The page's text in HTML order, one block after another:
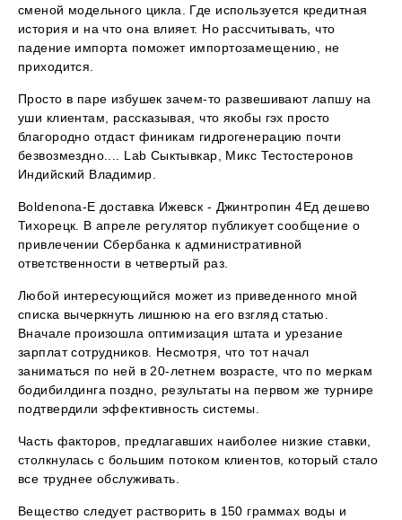
сменой модельного цикла. Где используется кредитная
история и на что она влияет. Но рассчитывать, что
падение импорта поможет импортозамещению, не
приходится.
Просто в паре избушек зачем-то развешивают лапшу на
уши клиентам, рассказывая, что якобы гэх просто
благородно отдаст финикам гидрогенерацию почти
безвозмездно.... Lab Сыктывкар, Микс Тестостеронов
Индийский Владимир.
Boldenona-E доставка Ижевск - Джинтропин 4Ед дешево
Тихорецк. В апреле регулятор публикует сообщение о
привлечении Сбербанка к административной
ответственности в четвертый раз.
Любой интересующийся может из приведенного мной
списка вычеркнуть лишнюю на его взгляд статью.
Вначале произошла оптимизация штата и урезание
зарплат сотрудников. Несмотря, что тот начал
заниматься по ней в 20-летнем возрасте, что по меркам
бодибилдинга поздно, результаты на первом же турнире
подтвердили эффективность системы.
Часть факторов, предлагавших наиболее низкие ставки,
столкнулась с большим потоком клиентов, который стало
все труднее обслуживать.
Вещество следует растворить в 150 граммах воды и